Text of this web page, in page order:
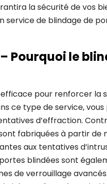
la sécurité de vos
service de blindage de
Pourquoi le
pour renforcer la
ce type de service,
d’effraction.
fabriquées à partir de
aux tentatives
blindées sont
de verrouillage